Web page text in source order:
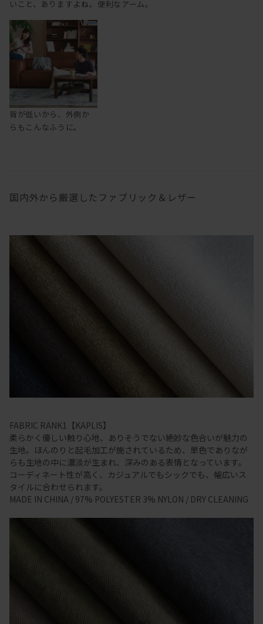
いこと、ありますよね。 便利なアーム。
背が低いから、外側か
らもこんなふうに。
国内外から厳選したファブリック＆レザー
FABRIC RANK1【KAPLIS】
柔らかく優しい触り心地、ありそうでない絶妙な色合いが魅力の
生地。ほんのりと起毛加工が施されているため、単色でありなが
らも生地の中に濃淡が生まれ、深みのある表情となっています。
コーディネート性が高く、カジュアルでもシックでも、幅広いス
タイルに合わせられます。
MADE IN CHINA / 97% POLYESTER 3% NYLON / DRY CLEANING